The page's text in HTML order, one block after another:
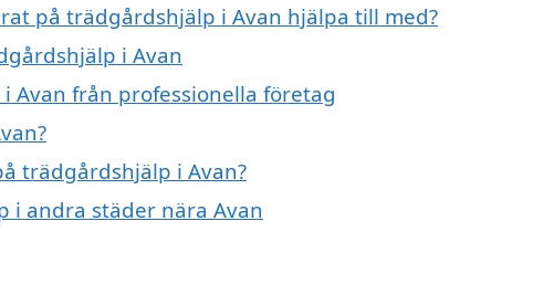
på trädgårdshjälp i Avan hjälpa till med?
i Avan
Avan från professionella företag
trädgårdshjälp i Avan?
i andra städer nära Avan